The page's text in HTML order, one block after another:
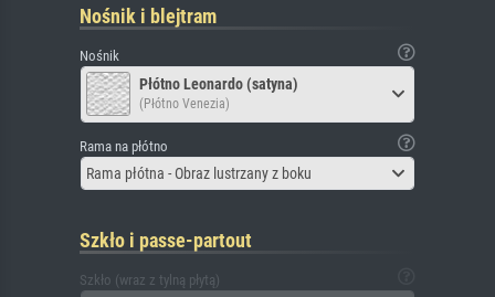
Nośnik i blejtram
Nośnik
Płótno Leonardo (satyna)
(Płótno Venezia)
Rama na płótno
Rama płótna - Obraz lustrzany z boku
Szkło i passe-partout
Szkło (wraz z tylną płytą)